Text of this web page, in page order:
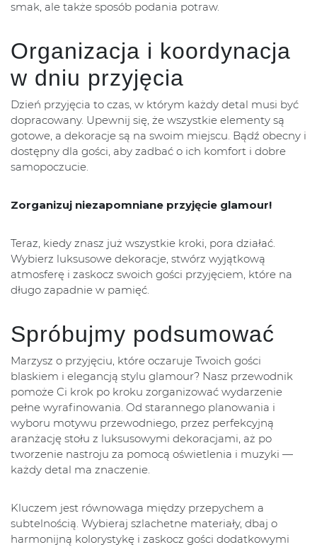
smak, ale także sposób podania potraw.
Organizacja i koordynacja
w dniu przyjęcia
Dzień przyjęcia to czas, w którym każdy detal musi być
dopracowany. Upewnij się, że wszystkie elementy są
gotowe, a dekoracje są na swoim miejscu. Bądź obecny i
dostępny dla gości, aby zadbać o ich komfort i dobre
samopoczucie.
Zorganizuj niezapomniane przyjęcie glamour!
Teraz, kiedy znasz już wszystkie kroki, pora działać.
Wybierz luksusowe dekoracje, stwórz wyjątkową
atmosferę i zaskocz swoich gości przyjęciem, które na
długo zapadnie w pamięć.
Spróbujmy podsumować
Marzysz o przyjęciu, które oczaruje Twoich gości
blaskiem i elegancją stylu glamour? Nasz przewodnik
pomoże Ci krok po kroku zorganizować wydarzenie
pełne wyrafinowania. Od starannego planowania i
wyboru motywu przewodniego, przez perfekcyjną
aranżację stołu z luksusowymi dekoracjami, aż po
tworzenie nastroju za pomocą oświetlenia i muzyki —
każdy detal ma znaczenie.
Kluczem jest równowaga między przepychem a
subtelnością. Wybieraj szlachetne materiały, dbaj o
harmonijną kolorystykę i zaskocz gości dodatkowymi